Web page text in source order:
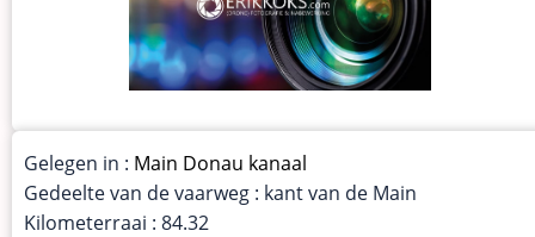
Gelegen in : Main Donau kanaal
Gedeelte van de vaarweg : kant van de Main
Kilometerraai : 84.32